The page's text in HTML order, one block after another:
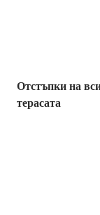
Отстъпки на
терасата